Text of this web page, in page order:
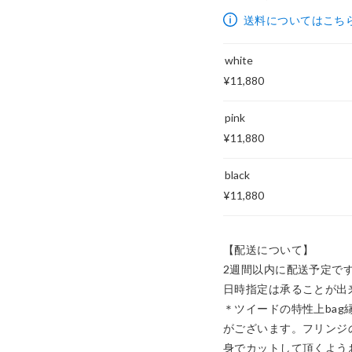
11,880円送料についてはこち
white
¥11,880
pink
¥11,880
black
¥11,880
【配送について】
2週間以内に配送予定で
日時指定は承ることが出
＊ツイードの特性上bag
がございます。フリン
身でカットして頂くよ